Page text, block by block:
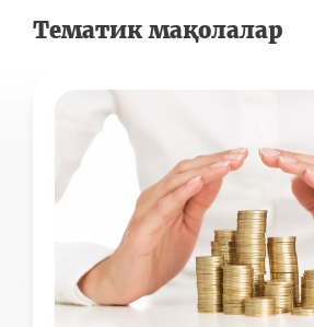
Тематик мақолалар